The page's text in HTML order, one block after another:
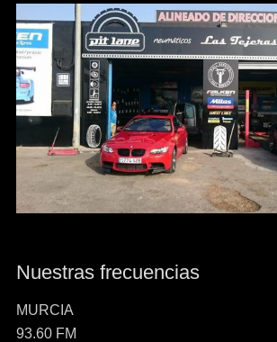
Nuestras frecuencias
MURCIA
93.60 FM